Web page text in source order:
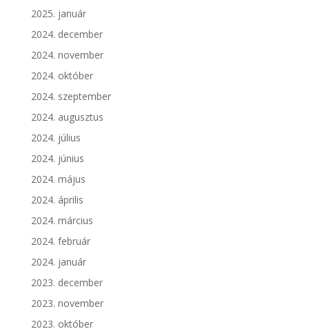
2025. január
2024. december
2024. november
2024. október
2024. szeptember
2024. augusztus
2024. július
2024. június
2024. május
2024. április
2024. március
2024. február
2024. január
2023. december
2023. november
2023. október